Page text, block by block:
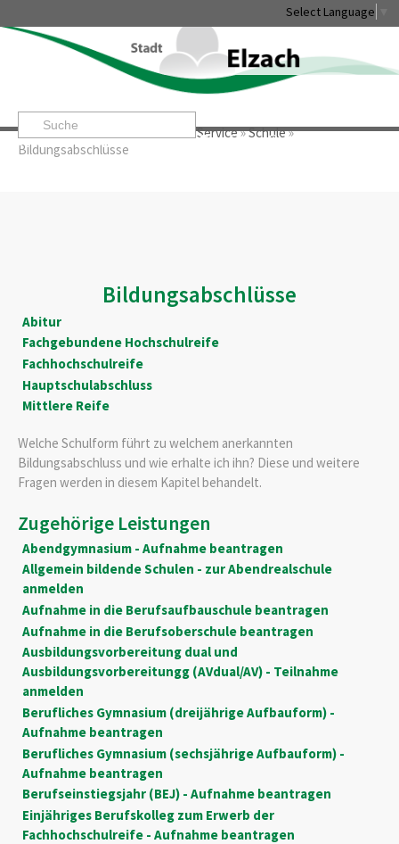
Select Language
Startseite» »Service»Schule»
Bildungsabschlüsse
Leben & Erleben Rathaus & Service Stadtentwicklung &
Bildungsabschlüsse
Abitur
Fachgebundene Hochschulreife
Fachhochschulreife
Hauptschulabschluss
Mittlere Reife
Welche Schulform führt zu welchem anerkannten
Bildungsabschluss und wie erhalte ich ihn? Diese und weitere
Fragen werden in diesem Kapitel behandelt.
Zugehörige Leistungen
Abendgymnasium - Aufnahme beantragen
Allgemein bildende Schulen - zur Abendrealschule
anmelden
Aufnahme in die Berufsaufbauschule beantragen
Aufnahme in die Berufsoberschule beantragen
Ausbildungsvorbereitung dual und
Ausbildungsvorbereitungg (AVdual/AV) - Teilnahme
anmelden
Berufliches Gymnasium (dreijährige Aufbauform) -
Aufnahme beantragen
Berufliches Gymnasium (sechsjährige Aufbauform) -
Aufnahme beantragen
Berufseinstiegsjahr (BEJ) - Aufnahme beantragen
Einjähriges Berufskolleg zum Erwerb der
Fachhochschulreife - Aufnahme beantragen